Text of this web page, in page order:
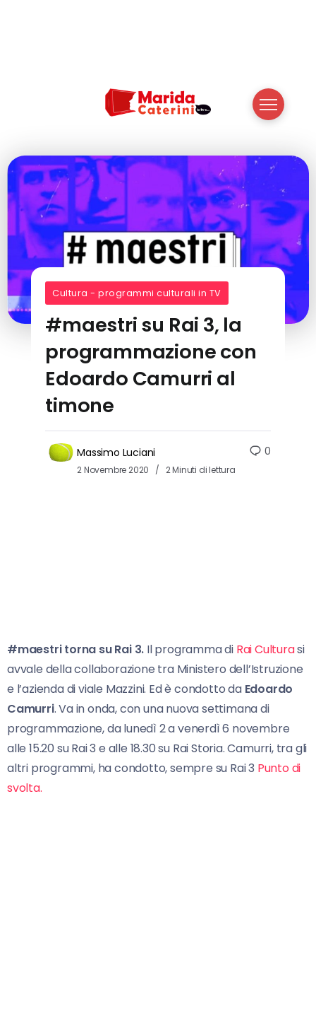
Cultura - programmi culturali in TV
#maestri su Rai 3, la
programmazione con
Edoardo Camurri al
timone
Massimo Luciani
2 Novembre 2020 2 Minuti di lettura
0
#maestri torna su Rai 3. Il programma di Rai Culturasi
avvale della collaborazione tra Ministero dell’Istruzione
e l’azienda di viale Mazzini. Ed è condotto da Edoardo
Camurri. Va in onda, con una nuova settimana di
programmazione, da lunedì 2 a venerdì 6 novembre
alle 15.20 su Rai 3 e alle 18.30 su Rai Storia. Camurri, tra gli
altri programmi, ha condotto, sempre su Rai 3 Punto di
svolta.